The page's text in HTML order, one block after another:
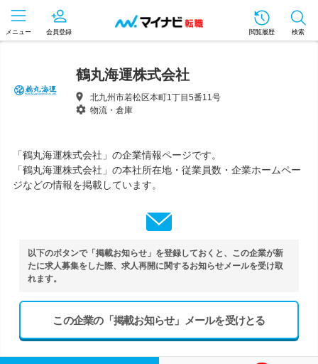
メニュー 会員登録 閲覧履歴 検索
鶴丸海運株式会社
北九州市若松区本町1丁目5番11号
物流・倉庫
「鶴丸海運株式会社」の企業情報ページです。
「鶴丸海運株式会社」の本社所在地・従業員数・企業ホームペー
ジなどの情報を掲載しています。
以下のボタンで「掲載お知らせ」を登録しておくと、この企業が新
たに求人募集をした際、求人再開に関するお知らせメールを受け取
れます。
この企業の「掲載お知らせ」メールを受けとる